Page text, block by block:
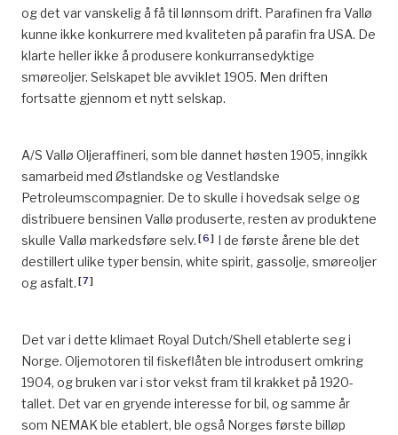
og det var vanskelig å få til lønnsom drift. Parafinen fra Vallø
kunne ikke konkurrere med kvaliteten på parafin fra USA. De
klarte heller ikke å produsere konkurransedyktige
smøreoljer. Selskapet ble avviklet 1905. Men driften
fortsatte gjennom et nytt selskap.
A/S Vallø Oljeraffineri, som ble dannet høsten 1905, inngikk
samarbeid med Østlandske og Vestlandske
Petroleumscompagnier. De to skulle i hovedsak selge og
distribuere bensinen Vallø produserte, resten av produktene
skulle Vallø markedsføre selv. [6] I de første årene ble det
destillert ulike typer bensin, white spirit, gassolje, smøreoljer
og asfalt. [7]
Det var i dette klimaet Royal Dutch/Shell etablerte seg i
Norge. Oljemotoren til fiskeflåten ble introdusert omkring
1904, og bruken var i stor vekst fram til krakket på 1920-
tallet. Det var en gryende interesse for bil, og samme år
som NEMAK ble etablert, ble også Norges første billøp